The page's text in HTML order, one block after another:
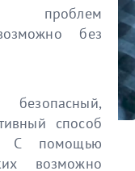
проблем
без
безопасный,
способ
С помощью
возможно